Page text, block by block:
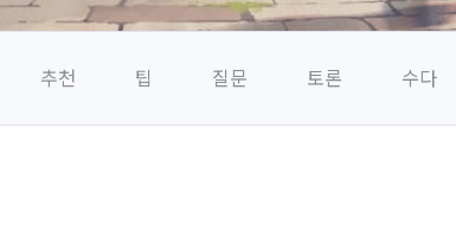
추천 팁 질문 토론 수다